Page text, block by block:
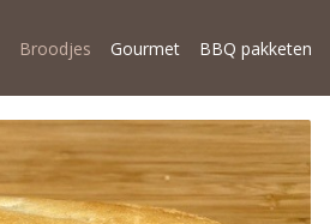
Broodjes Gourmet BBQ pakketen